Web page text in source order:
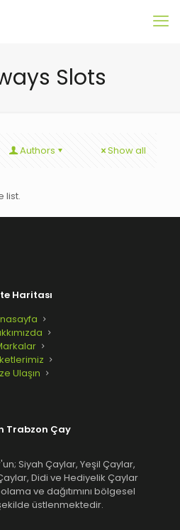
Slots
Authors Show all
list.
Haritası
Ulaşın
Trabzon Çay
Siyah Çaylar, Yeşil Çaylar,
Didi ve Hediyelik Çaylar
ve dağıtımını bölgesel
üstlenmektedir.